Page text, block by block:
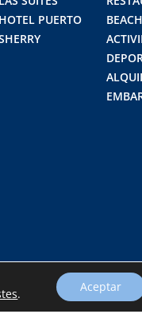
HOTEL PUERTO
. Aceptar